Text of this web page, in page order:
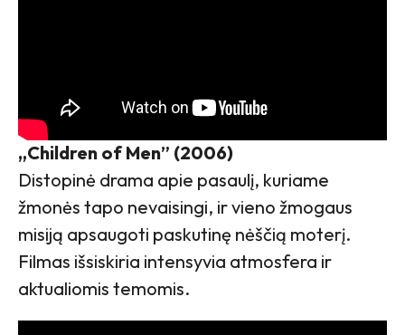
„Children of Men” (2006)
Distopinė drama apie pasaulį, kuriame
žmonės tapo nevaisingi, ir vieno žmogaus
misiją apsaugoti paskutinę nėščią moterį.
Filmas išsiskiria intensyvia atmosfera ir
aktualiomis temomis.